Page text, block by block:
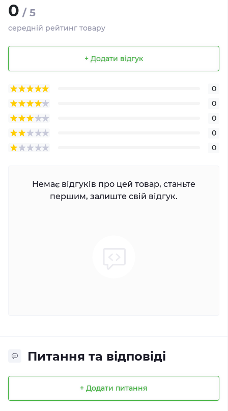
0 / 5
середній рейтинг товару
+ Додати відгук
0
0
0
0
0
Немає відгуків про цей товар, станьте
першим, залиште свій відгук.
Питання та відповіді
+ Додати питання